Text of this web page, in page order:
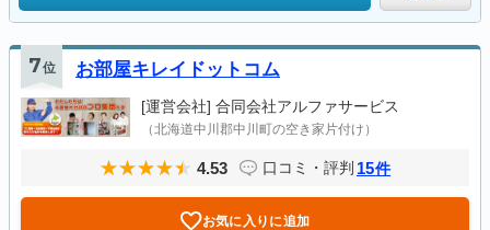
7位 お部屋キレイドットコム
[運営会社] 合同会社アルファサービス
（北海道中川郡中川町の空き家片付け）
4.53 口コミ・評判 15件
お気に入りに追加